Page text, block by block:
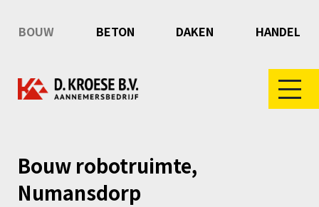
BOUW BETON DAKEN HANDEL
Bouw robotruimte,
Numansdorp